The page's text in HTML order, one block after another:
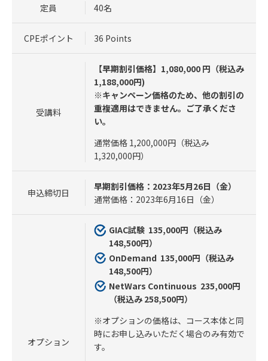
定員 40名
CPEポイント 36 Points
受講料
【早期割引価格】1,080,000 円（税込み
1,188,000円)
※キャンペーン価格のため、他の割引の
重複適用はできません。ご了承くださ
い。
通常価格 1,200,000円（税込み
1,320,000円）
申込締切日
早期割引価格：2023年5月26日（金）
通常価格：2023年6月16日（金）
オプション
GIAC試験 135,000円（税込み
148,500円）
OnDemand 135,000円（税込み
148,500円）
NetWars Continuous 235,000円
（税込み 258,500円）
※オプションの価格は、コース本体と同
時にお申し込みいただく場合のみ有効で
す。